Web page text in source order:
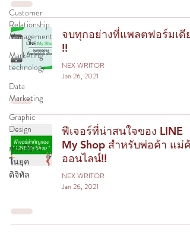
Customer
Relationship
Management
Marketing
technology
Data
Marketing
Graphic
Design
การใช้ AI
ในยุค
ดิจิทัล
จบทุกอย่างที่แพลตฟอร์มเดีย
!!
NEX WRITOR
Jan 26, 2021
ฟีเจอร์ที่น่าสนใจของ LINE
My Shop สำหรับพ่อค้า แม่ค้า
ออนไลน์!!
NEX WRITOR
Jan 26, 2021